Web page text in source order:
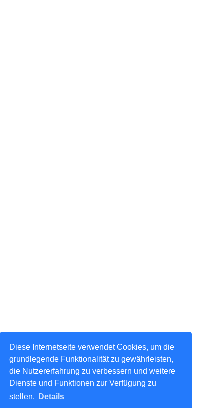
Diese Internetseite verwendet Cookies, um die
grundlegende Funktionalität zu gewährleisten,
die Nutzererfahrung zu verbessern und weitere
Dienste und Funktionen zur Verfügung zu
stellen.
Details